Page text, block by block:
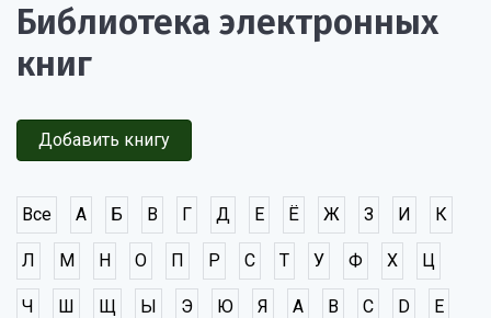
Библиотека электронных
книг
Добавить книгу
Все А Б В Г Д Е Ё Ж З И К
Л М Н О П Р С Т У Ф Х Ц
Ч Ш Щ Ы Э Ю Я A B C D E